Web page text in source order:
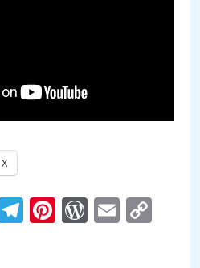
X
WhatsApp
Telegram
PinterestEmail